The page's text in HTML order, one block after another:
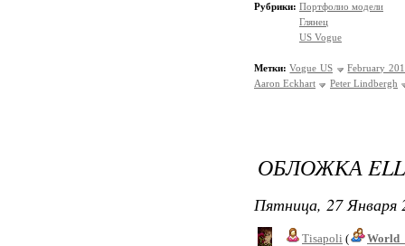
Рубрики: Портфолио модели
Глянец
US Vogue
Метки: Vogue US
February
Aaron Eckhart
Peter Lindbergh
ОБЛОЖКА
Пятница, 27 Января
Tisapoli (